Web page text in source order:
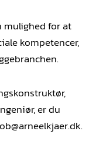
mulighed for at
kompetencer,
er du